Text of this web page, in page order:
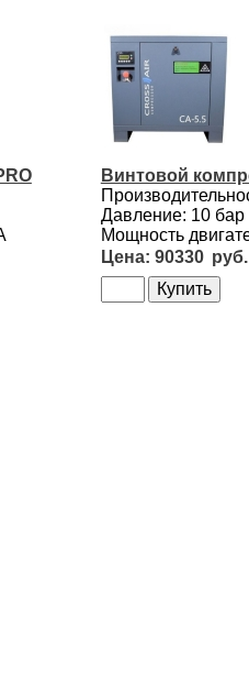
Винтовой
Давление: 10 бар
Мощность
90330